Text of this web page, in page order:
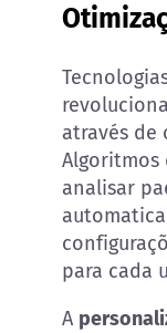
através de
Algoritmos
analisar
para cada
A